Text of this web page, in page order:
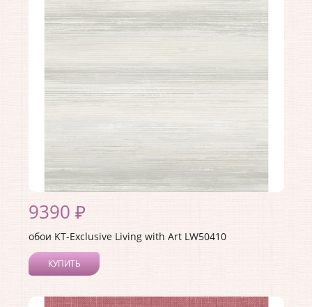
Материал покрытия:Акриловое
Страна: США
Материал основы:
9390 ₽
обои KT-Exclusive Living with Art LW50410
КУПИТЬ
Коллекция:Living with Art